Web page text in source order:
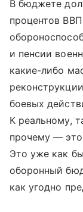
В бюджете
процентов
и пенсии
какие-либо
боевых
К реальному,
прочему — это
Это уже как
оборонный
как угодно